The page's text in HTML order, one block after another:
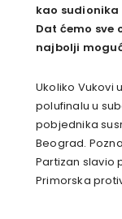
kao sudionika
Dat ćemo sve
najbolji
Ukoliko Vukovi
polufinalu u
pobjednika
Beograd.
Partizan slavio
Primorska